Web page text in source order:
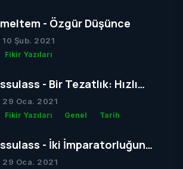
meltem - Özgür Düşünce
10 Şub. 2021
Fikir Yazıları
ssulass - Bir Tezatlık: Hızlı
Yaşam, Yavaş Gelişim
29 Oca. 2021
Fikir Yazıları Genel Tarih
ssulass - İki İmparatorluğun
Çağdaşlığa Giden Yolda
29 Oca. 2021